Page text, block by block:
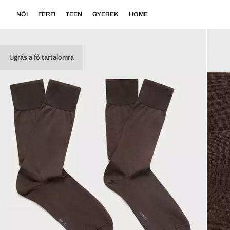
Ugrás a fő tartalomra
NŐI FÉRFI TEEN GYEREK HOME